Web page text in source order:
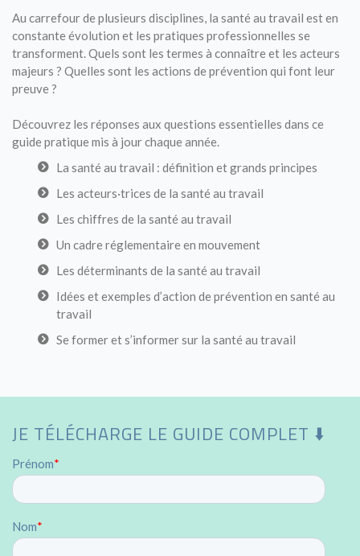
Au carrefour de plusieurs disciplines, la santé au travail est en
constante évolution et les pratiques professionnelles se
transforment. Quels sont les termes à connaître et les acteurs
majeurs ? Quelles sont les actions de prévention qui font leur
preuve ?
Découvrez les réponses aux questions essentielles dans ce
guide pratique mis à jour chaque année.
La santé au travail : définition et grands principes
Les acteurs·trices de la santé au travail
Les chiffres de la santé au travail
Un cadre réglementaire en mouvement
Les déterminants de la santé au travail
Idées et exemples d’action de prévention en santé au
travail
Se former et s’informer sur la santé au travail
JE TÉLÉCHARGE LE GUIDE COMPLET ⬇️
Prénom*
Nom*